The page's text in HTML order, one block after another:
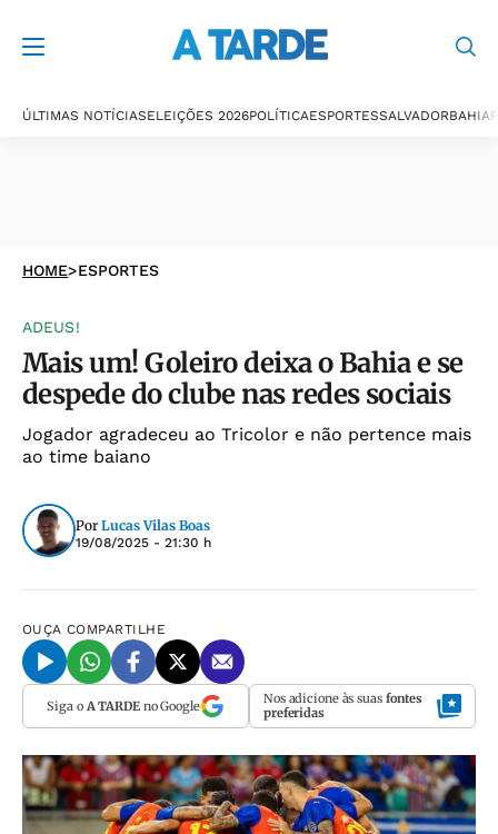
ÚLTIMAS NOTÍCIASELEIÇÕES 2026POLÍTICAESPORTESSALVADORBAHIA
HOME>ESPORTES
ADEUS!
Mais um! Goleiro deixa o Bahia e se
despede do clube nas redes sociais
Jogador agradeceu ao Tricolor e não pertence mais
ao time baiano
Por Lucas Vilas Boas
19/08/2025 - 21:30 h
OUÇA COMPARTILHE
Siga o A TARDEno Google Nos adicione às suas fontes
preferidas